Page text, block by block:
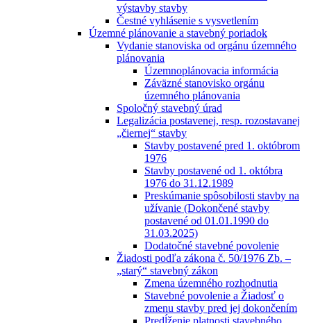
výstavby stavby
Čestné vyhlásenie s vysvetlením
Územné plánovanie a stavebný poriadok
Vydanie stanoviska od orgánu územného
plánovania
Územnoplánovacia informácia
Záväzné stanovisko orgánu
územného plánovania
Spoločný stavebný úrad
Legalizácia postavenej, resp. rozostavanej
„čiernej“ stavby
Stavby postavené pred 1. októbrom
1976
Stavby postavené od 1. októbra
1976 do 31.12.1989
Preskúmanie spôsobilosti stavby na
užívanie (Dokončené stavby
postavené od 01.01.1990 do
31.03.2025)
Dodatočné stavebné povolenie
Žiadosti podľa zákona č. 50/1976 Zb. –
„starý“ stavebný zákon
Zmena územného rozhodnutia
Stavebné povolenie a Žiadosť o
zmenu stavby pred jej dokončením